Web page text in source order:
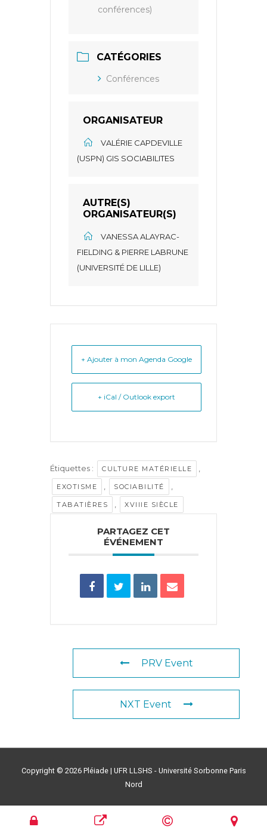
conférences)
CATÉGORIES
Conférences
ORGANISATEUR
VALÉRIE CAPDEVILLE
(USPN) GIS SOCIABILITES
AUTRE(S)
ORGANISATEUR(S)
VANESSA ALAYRAC-
FIELDING & PIERRE LABRUNE
(UNIVERSITÉ DE LILLE)
+ Ajouter à mon Agenda Google
+ iCal / Outlook export
Étiquettes : CULTURE MATÉRIELLE
EXOTISME SOCIABILITÉ
TABATIÈRES XVIIIE SIÈCLE
PARTAGEZ CET
ÉVÉNEMENT
PRV Event
NXT Event
Copyright © 2026 Pléiade| UFR LLSHS - Université Sorbonne Paris
Nord